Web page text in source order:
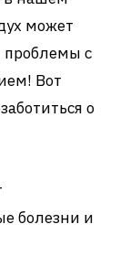
может
проблемы с
Вот
о
болезни и